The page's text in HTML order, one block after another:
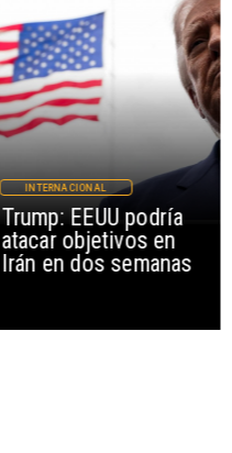
Trump: EEUU podría
atacar objetivos en
Irán en dos semanas
INTERNACIONAL